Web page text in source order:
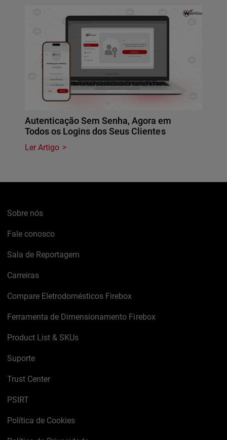
Autenticação Sem Senha, Agora em
Todos os Logins dos Seus Clientes
Ler Artigo
Sobre nós
Fale conosco
Sala de Reportagem
Carreiras
Compare Eletrodomésticos Firebox
Ferramenta de Dimensionamento Firebox
Product List & SKUs
Suporte
Trust Center
PSIRT
Política de Cookies